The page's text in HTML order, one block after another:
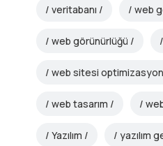
veritabanı web
web görünürlüğü
web sitesi
web tasarım
Yazılım yazılım